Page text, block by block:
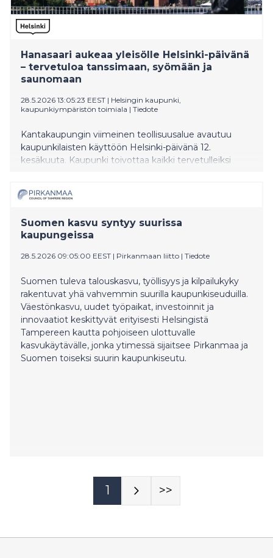
Hanasaari aukeaa yleisölle Helsinki-päivänä
– tervetuloa tanssimaan, syömään ja
saunomaan
28.5.2026 13:05:23 EEST | Helsingin kaupunki,
kaupunkiympäristön toimiala | Tiedote
Kantakaupungin viimeinen teollisuusalue avautuu
kaupunkilaisten käyttöön Helsinki-päivänä 12.
kesäkuuta. Kaupunki toivottaa kaikki tervetulleiksi
Suomen kasvu syntyy suurissa
kaupungeissa
28.5.2026 09:05:00 EEST | Pirkanmaan liitto | Tiedote
Suomen tuleva talouskasvu, työllisyys ja kilpailukyky
rakentuvat yhä vahvemmin suurilla kaupunkiseuduilla.
Väestönkasvu, uudet työpaikat, investoinnit ja
innovaatiot keskittyvät erityisesti Helsingistä
Tampereen kautta pohjoiseen ulottuvalle
kasvukäytävälle, jonka ytimessä sijaitsee Pirkanmaa ja
Suomen toiseksi suurin kaupunkiseutu.
1 >>